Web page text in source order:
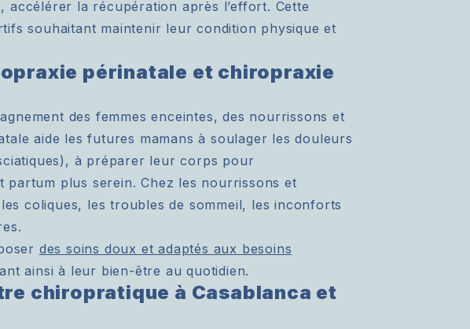
accélérer la récupération après l’effort. Cette
souhaitant maintenir leur condition physique et
périnatale et chiropraxie
des femmes enceintes, des nourrissons et
aide les futures mamans à soulager les douleurs
à préparer leur corps pour
partum plus serein. Chez les nourrissons et
coliques, les troubles de sommeil, les inconforts
des soins doux et adaptés aux besoins
ainsi à leur bien-être au quotidien.
chiropratique à Casablanca et